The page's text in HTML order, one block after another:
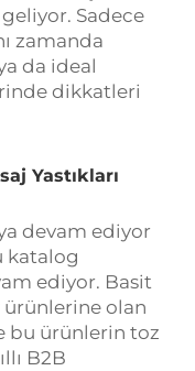
Sadece
zamanda
da ideal
dikkatleri
Yastıkları
devam ediyor
katalog
ediyor. Basit
ürünlerine olan
bu ürünlerin toz
B2B